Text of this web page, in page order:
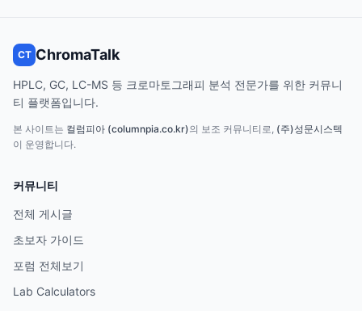
CT ChromaTalk
HPLC, GC, LC-MS 등 크로마토그래피 분석 전문가를 위한 커뮤니
티 플랫폼입니다.
본 사이트는 컬럼피아 (columnpia.co.kr)의 보조 커뮤니티로, (주)성문시스텍
이 운영합니다.
커뮤니티
전체 게시글
초보자 가이드
포럼 전체보기
Lab Calculators